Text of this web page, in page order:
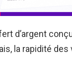
d’argent
la rapidité